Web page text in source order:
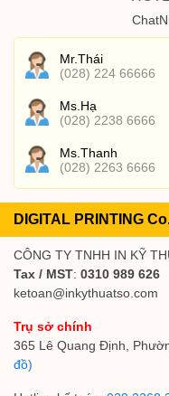
Mr.Thái
(028) 224 66666
Ms.Hạ
(028) 2238 6666
Ms.Thanh
(028) 2263 6666
DIGITAL PRINTING
CÔNG TY TNHH IN KỸ
Tax / MST: 0310 989 626
ketoan@inkythuatso.com
Trụ sở chính
365 Lê Quang Định,
đồ)